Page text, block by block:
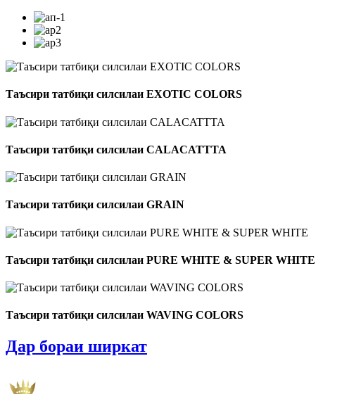
Таъсири татбиқи силсилаи EXOTIC COLORS
Таъсири татбиқи силсилаи CALACATTTA
Таъсири татбиқи силсилаи GRAIN
Таъсири татбиқи силсилаи PURE WHITE & SUPER WHITE
Таъсири татбиқи силсилаи WAVING COLORS
Дар бораи ширкат